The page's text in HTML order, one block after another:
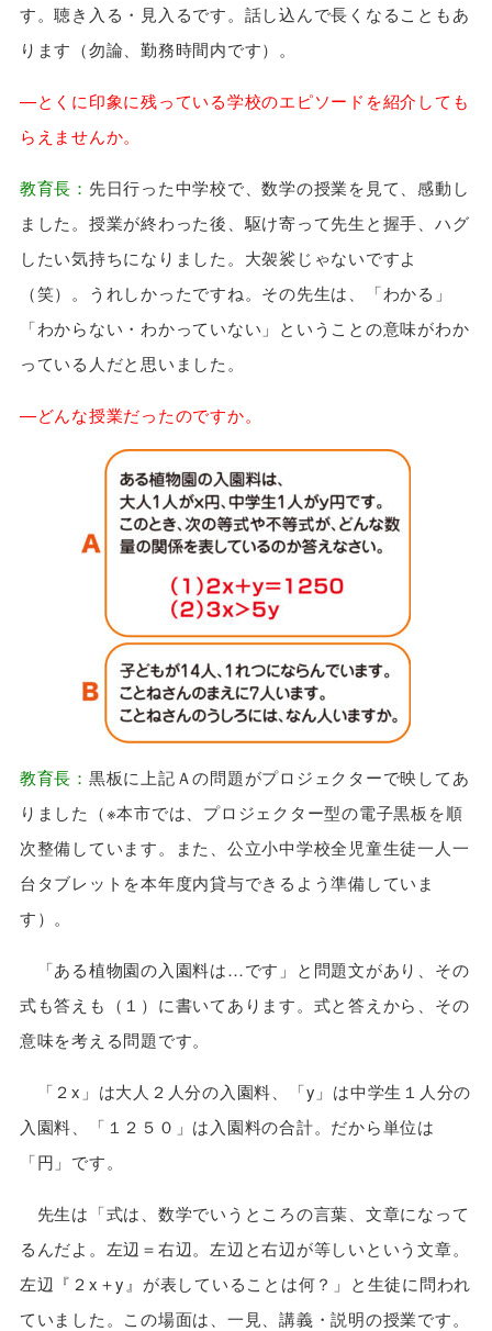
す。聴き入る・見入るです。話し込んで長くなることもあ
ります（勿論、勤務時間内です）。
—とくに印象に残っている学校のエピソードを紹介しても
らえませんか。
教育長： 先日行った中学校で、数学の授業を見て、感動し
ました。授業が終わった後、駆け寄って先生と握手、ハグ
したい気持ちになりました。大袈裟じゃないですよ
（笑）。うれしかったですね。その先生は、「わかる」
「わからない・わかっていない」ということの意味がわか
っている人だと思いました。
—どんな授業だったのですか。
教育長： 黒板に上記Ａの問題がプロジェクターで映してあ
りました（※本市では、プロジェクター型の電子黒板を順
次整備しています。また、公立小中学校全児童生徒一人一
台タブレットを本年度内貸与できるよう準備していま
す）。
「ある植物園の入園料は…です」と問題文があり、その
式も答えも（１）に書いてあります。式と答えから、その
意味を考える問題です。
「２x」は大人２人分の入園料、「y」は中学生１人分の
入園料、「１２５０」は入園料の合計。だから単位は
「円」です。
先生は「式は、数学でいうところの言葉、文章になって
るんだよ。左辺＝右辺。左辺と右辺が等しいという文章。
左辺『２x＋y』が表していることは何？」と生徒に問われ
ていました。この場面は、一見、講義・説明の授業です。